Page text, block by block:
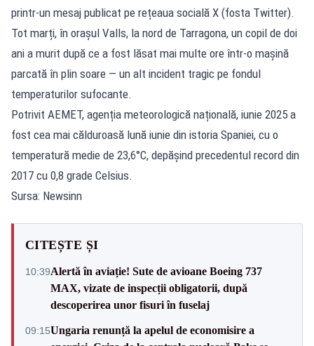
printr-un mesaj publicat pe rețeaua socială X (fosta Twitter).
Tot marți, în orașul Valls, la nord de Tarragona, un copil de doi
ani a murit după ce a fost lăsat mai multe ore într-o mașină
parcată în plin soare — un alt incident tragic pe fondul
temperaturilor sufocante.
Potrivit AEMET, agenția meteorologică națională, iunie 2025 a
fost cea mai călduroasă lună iunie din istoria Spaniei, cu o
temperatură medie de 23,6°C, depășind precedentul record din
2017 cu 0,8 grade Celsius.
Sursa: Newsinn
CITEȘTE ȘI
10:39Alertă în aviație! Sute de avioane Boeing 737
MAX, vizate de inspecții obligatorii, după
descoperirea unor fisuri în fuselaj
09:15Ungaria renunță la apelul de economisire a